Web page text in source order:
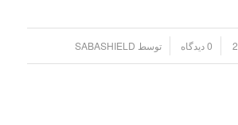
0 دیدگاه توسط SABASHIELD